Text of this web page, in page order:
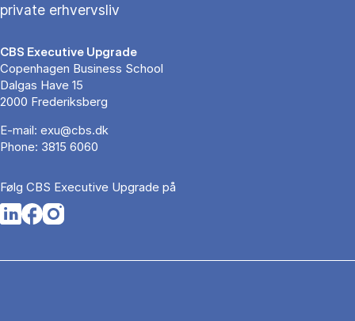
private erhvervsliv
CBS Executive Upgrade
Copenhagen Business School
Dalgas Have 15
2000 Frederiksberg
E-mail: exu@cbs.dk
Phone: 3815 6060
Følg CBS Executive Upgrade på
Opens in a new tab
Opens in a new tab
Opens in a new tab